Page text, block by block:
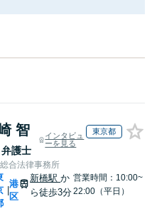
智
弁護士
インタビュ
ーを見る
東京都
合法律事務所
|
港
区
新橋駅か
ら徒歩3分
営業時間：10:00~
22:00（平日）